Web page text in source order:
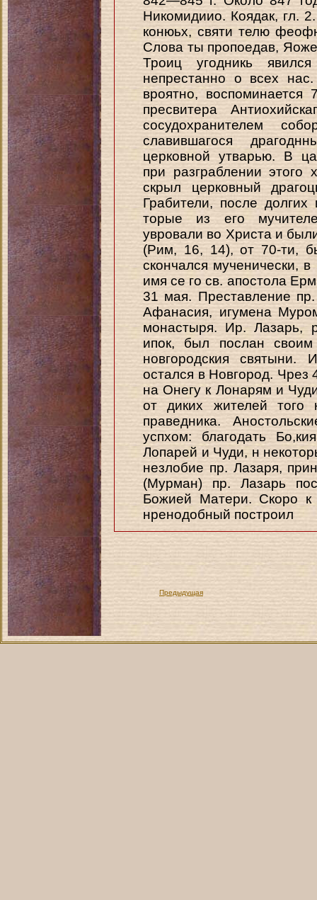
Никомидиио. Коядак, гл.
конюьх, святи телю
Слова ты пропоедав,
Троиц угодникь
непрестанно о всех
вроятно,
пресвитера
сосудохранителем
славившагося
церковной утварью. В
при разграблении
скрыл церковный
Грабители, после долгих
торые из его
увровали во Христа и
(Рим, 16, 14), от 70-ти,
скончался
имя се го св. апостола
31 мая. Преставление
Афанасия, игумена
монастыря. Ир. Лазарь,
ипок, был послан
новгородския святыни.
остался в Новгород. Чрез
на Онегу к Лонарям и
от диких жителей того
праведника.
успхом: благодать
Лопарей и Чуди, н
незлобие пр. Лазаря,
(Мурман) пр. Лазарь
Божией Матери. Скоро к
нренодобный построил
Предыдущая